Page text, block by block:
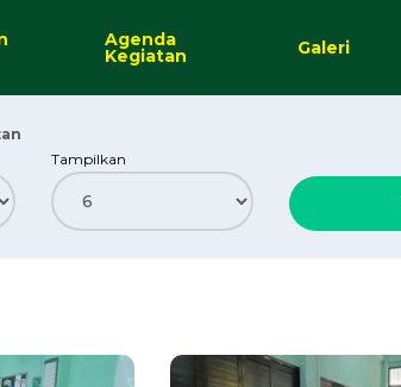
Agenda
Kegiatan Galeri
Tampilkan